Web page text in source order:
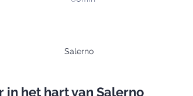
Salerno
het hart van Salerno